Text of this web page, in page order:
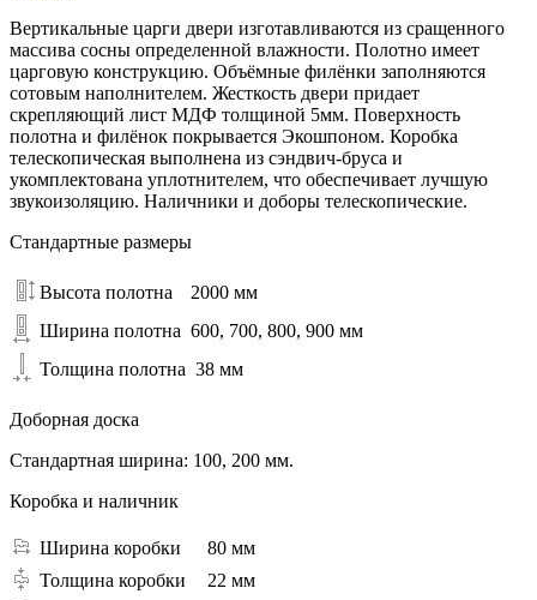
Вертикальные царги двери изготавливаются из сращенного
массива сосны определенной влажности. Полотно имеет
царговую конструкцию. Объёмные филёнки заполняются
сотовым наполнителем. Жесткость двери придает
скрепляющий лист МДФ толщиной 5мм. Поверхность
полотна и филёнок покрывается Экошпоном. Коробка
телескопическая выполнена из сэндвич-бруса и
укомплектована уплотнителем, что обеспечивает лучшую
звукоизоляцию. Наличники и доборы телескопические.
Стандартные размеры
Высота полотна
2000 мм
Ширина полотна 600, 700, 800, 900 мм
Толщина полотна 38 мм
Доборная доска
Стандартная ширина: 100, 200 мм.
Коробка и наличник
Ширина коробки
80 мм
Толщина коробки
22 мм